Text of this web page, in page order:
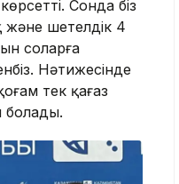
Сонда біз
және шетелдік 4
соларға
Нәтижесінде
тек қағаз
болады.